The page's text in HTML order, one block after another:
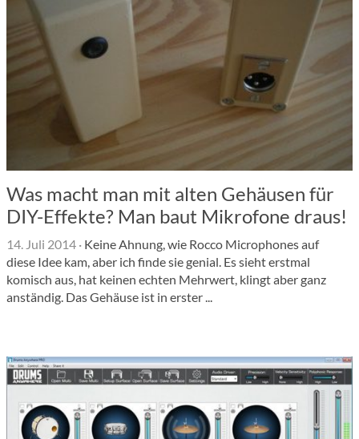
Was macht man mit alten Gehäusen für
DIY-Effekte? Man baut Mikrofone draus!
14. Juli 2014 · Keine Ahnung, wie Rocco Microphones auf
diese Idee kam, aber ich finde sie genial. Es sieht erstmal
komisch aus, hat keinen echten Mehrwert, klingt aber ganz
anständig. Das Gehäuse ist in erster ...